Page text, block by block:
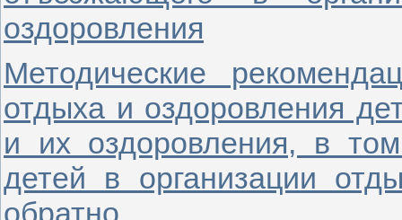
оздоровления
Методические
отдыха и оздоровления
и их оздоровления, в
детей в организации
обратно